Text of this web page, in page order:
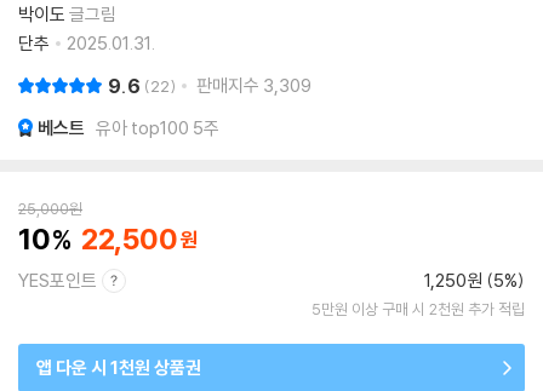
박이도 글그림
단추
2025.01.31.
9.6 22 판매지수 3,309
베스트 유아 top100 5주
25,000원
10 22,500
YES포인트 1,250원 (5%)
5만원 이상 구매 시 2천원 추가 적립
앱 다운 시 1천원 상품권